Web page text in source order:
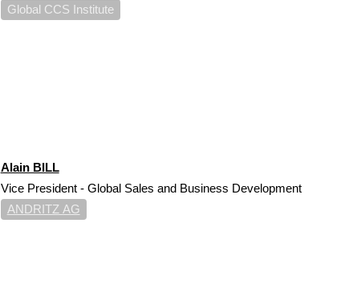
Global CCS Institute
Alain BILL
Vice President - Global Sales and Business Development
ANDRITZ AG